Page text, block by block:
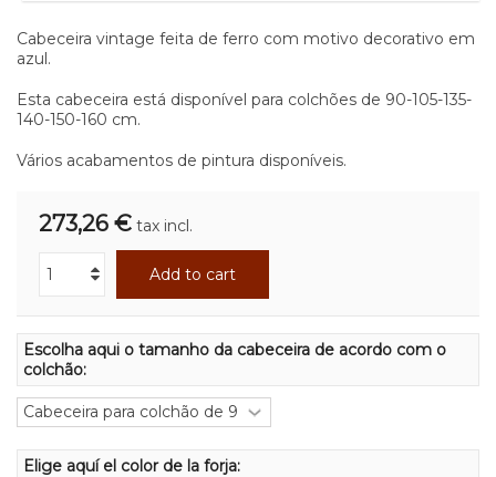
Cabeceira vintage feita de ferro com motivo decorativo em
azul.
Esta cabeceira está disponível para colchões de 90-105-135-
140-150-160 cm.
Vários acabamentos de pintura disponíveis.
273,26 € tax incl.
Add to cart
Escolha aqui o tamanho da cabeceira de acordo com o
colchão:
Elige aquí el color de la forja: